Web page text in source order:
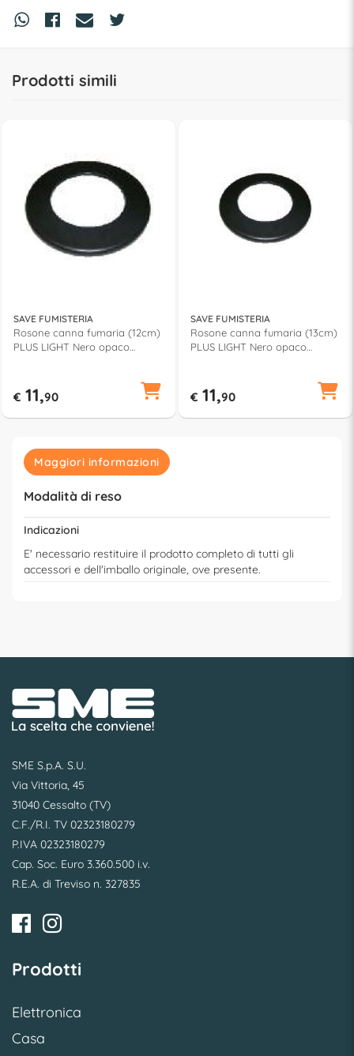
Prodotti simili
SAVE FUMISTERIA
Rosone canna fumaria (12cm)
PLUS LIGHT Nero opaco
€ 11,90
SAVE FUMISTERIA
Rosone canna fumaria (13cm)
PLUS LIGHT Nero opaco
€ 11,90
Maggiori informazioni
Modalità di reso
Indicazioni
E' necessario restituire il prodotto completo di tutti gli
accessori e dell'imballo originale, ove presente.
SME S.p.A. S.U.
Via Vittoria, 45
31040 Cessalto (TV)
C.F./R.I. TV 02323180279
P.IVA 02323180279
Cap. Soc. Euro 3.360.500 i.v.
R.E.A. di Treviso n. 327835
Prodotti
Elettronica
Casa